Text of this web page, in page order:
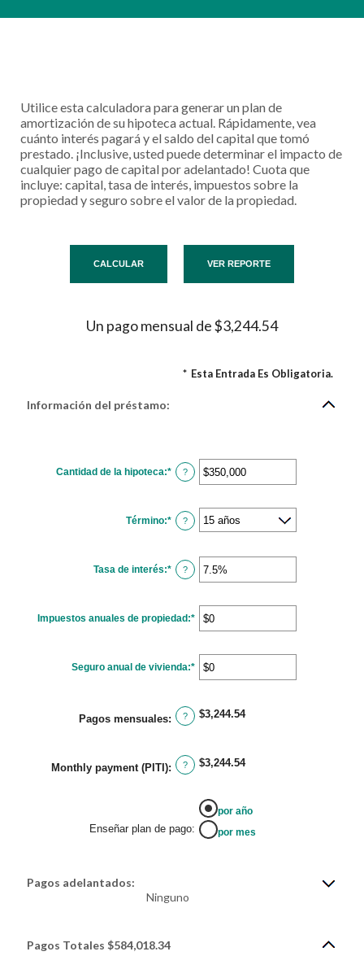
Utilice esta calculadora para generar un plan de
amortización de su hipoteca actual. Rápidamente, vea
cuánto interés pagará y el saldo del capital que tomó
prestado. ¡Inclusive, usted puede determinar el impacto de
cualquier pago de capital por adelantado! Cuota que
incluye: capital, tasa de interés, impuestos sobre la
propiedad y seguro sobre el valor de la propiedad.
Un pago mensual de $3,244.54
* Esta Entrada Es Obligatoria.
Información del préstamo:
Cantidad de la hipoteca:* Ingresa
un
$0
y
$250,000,000
?
Término:* ?
Tasa de interés:* Ingresa
un
y
?
Impuestos anuales de propiedad:* Ingresa
$0
Seguro anual de vivienda:* Ingresa
y
Pagos mensuales: ? $3,244.54
Monthly payment (PITI): ? $3,244.54
Enseñar plan de pago:
por año
por mes
Pagos adelantados:
Ninguno
Pagos Totales $584,018.34